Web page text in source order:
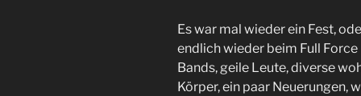
Es war mal wieder ein Fest,
endlich wieder beim Full
Bands, geile Leute, diverse
Körper, ein paar Neuerungen,